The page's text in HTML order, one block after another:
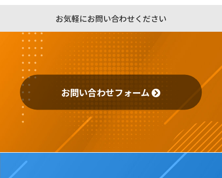
お気軽にお問い合わせください
お問い合わせフォーム